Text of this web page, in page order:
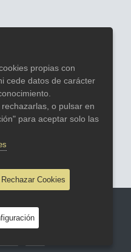
Lata
propias con
cede datos de carácter
o pulsar en
para aceptar solo las
Rechazar Cookies